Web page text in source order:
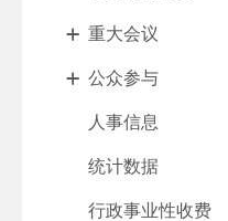
重大会议
公众参与
人事信息
统计数据
行政事业性收费